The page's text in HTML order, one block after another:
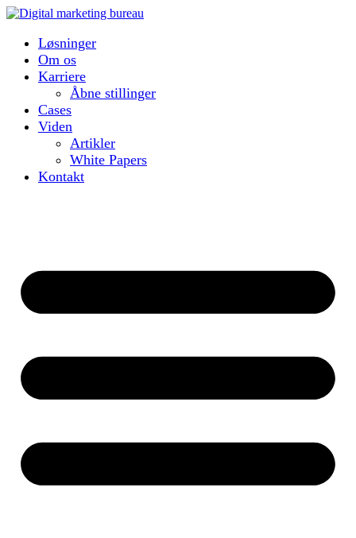
Løsninger
Om os
Karriere
Åbne stillinger
Cases
Viden
Artikler
White Papers
Kontakt